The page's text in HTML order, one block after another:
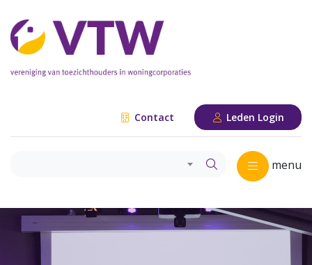
Contact Leden Login
menu